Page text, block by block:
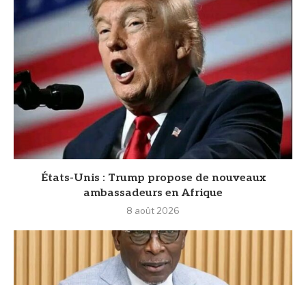
États-Unis : Trump propose de nouveaux
ambassadeurs en Afrique
8 août 2026